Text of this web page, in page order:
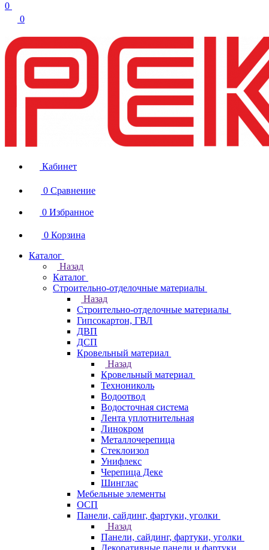
0
0
Кабинет
0 Сравнение
0 Избранное
0 Корзина
Каталог
Назад
Каталог
Строительно-отделочные материалы
Назад
Строительно-отделочные материалы
Гипсокартон, ГВЛ
ДВП
ДСП
Кровельный материал
Назад
Кровельный материал
Технониколь
Водоотвод
Водосточная система
Лента уплотнительная
Линокром
Металлочерепица
Стеклоизол
Унифлекс
Черепица Деке
Шинглас
Мебельные элементы
ОСП
Панели, сайдинг, фартуки, уголки
Назад
Панели, сайдинг, фартуки, уголки
Декоративные панели и фартуки